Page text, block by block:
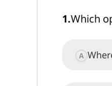
1.Which
A